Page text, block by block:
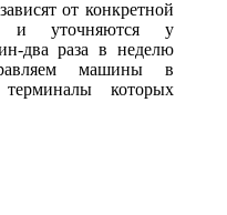
от конкретной
и уточняются у
два раза в неделю
машины в
которых